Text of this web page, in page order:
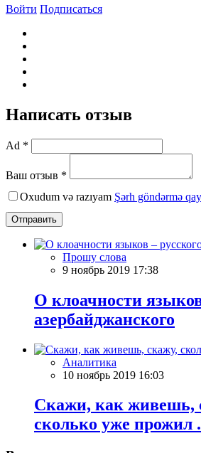
Войти Подписаться
Написать отзыв
Ad *
Ваш отзыв *
Oxudum və razıyam Şərh göndərmə
Отправить
Прошу слова
9 ноябрь 2019 17:38
О клоачности
азербайджанского
Аналитика
10 ноябрь 2019 16:03
Скажи, как живешь,
сколько уже прожил